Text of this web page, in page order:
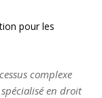
pour les
complexe
en droit